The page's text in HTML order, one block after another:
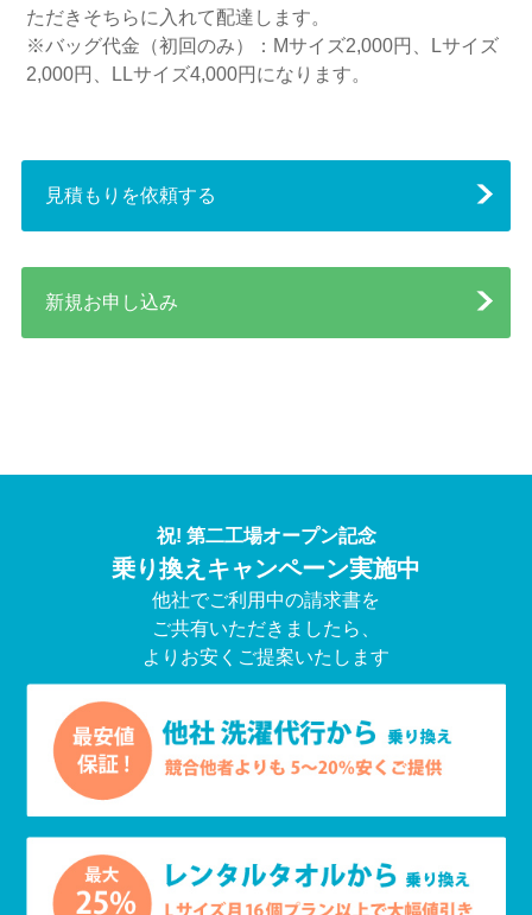
ただきそちらに入れて配達します。
※バッグ代金（初回のみ）：Mサイズ2,000円、Lサイズ
2,000円、LLサイズ4,000円になります。
見積もりを依頼する
新規お申し込み
祝! 第二工場オープン記念
乗り換えキャンペーン実施中
他社でご利用中の請求書を
ご共有いただきましたら、
よりお安くご提案いたします